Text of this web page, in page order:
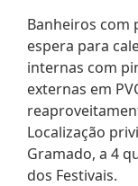
Banheiros com
espera para
internas com
externas em
Localização
Gramado, a 4
dos Festivais.